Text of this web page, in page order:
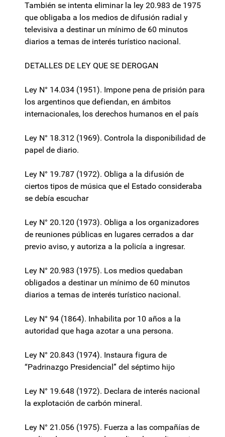
También se intenta eliminar la ley 20.983 de 1975
que obligaba a los medios de difusión radial y
televisiva a destinar un mínimo de 60 minutos
diarios a temas de interés turístico nacional.
DETALLES DE LEY QUE SE DEROGAN
Ley N° 14.034 (1951). Impone pena de prisión para
los argentinos que defiendan, en ámbitos
internacionales, los derechos humanos en el país
Ley N° 18.312 (1969). Controla la disponibilidad de
papel de diario.
Ley N° 19.787 (1972). Obliga a la difusión de
ciertos tipos de música que el Estado consideraba
se debía escuchar
Ley N° 20.120 (1973). Obliga a los organizadores
de reuniones públicas en lugares cerrados a dar
previo aviso, y autoriza a la policía a ingresar.
Ley N° 20.983 (1975). Los medios quedaban
obligados a destinar un mínimo de 60 minutos
diarios a temas de interés turístico nacional.
Ley N° 94 (1864). Inhabilita por 10 años a la
autoridad que haga azotar a una persona.
Ley N° 20.843 (1974). Instaura figura de
“Padrinazgo Presidencial” del séptimo hijo
Ley N° 19.648 (1972). Declara de interés nacional
la explotación de carbón mineral.
Ley N° 21.056 (1975). Fuerza a las compañías de